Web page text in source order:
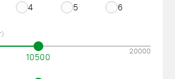
4 5 6
10500
20000